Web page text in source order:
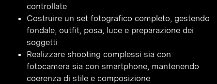
controllate
Costruire un set fotografico completo, gestendo
fondale, outfit, posa, luce e preparazione dei
soggetti
Realizzare shooting complessi sia con
fotocamera sia con smartphone, mantenendo
coerenza di stile e composizione